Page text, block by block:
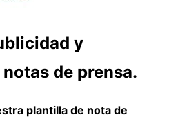
y
de prensa.
plantilla de nota de